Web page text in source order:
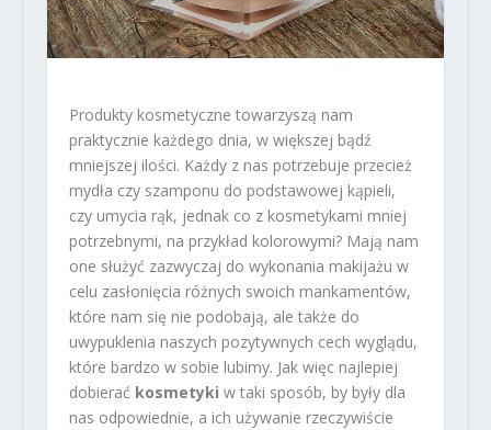
Produkty kosmetyczne towarzyszą nam
praktycznie każdego dnia, w większej bądź
mniejszej ilości. Każdy z nas potrzebuje przecież
mydła czy szamponu do podstawowej kąpieli,
czy umycia rąk, jednak co z kosmetykami mniej
potrzebnymi, na przykład kolorowymi? Mają nam
one służyć zazwyczaj do wykonania makijażu w
celu zasłonięcia różnych swoich mankamentów,
które nam się nie podobają, ale także do
uwypuklenia naszych pozytywnych cech wyglądu,
które bardzo w sobie lubimy. Jak więc najlepiej
dobierać kosmetyki w taki sposób, by były dla
nas odpowiednie, a ich używanie rzeczywiście